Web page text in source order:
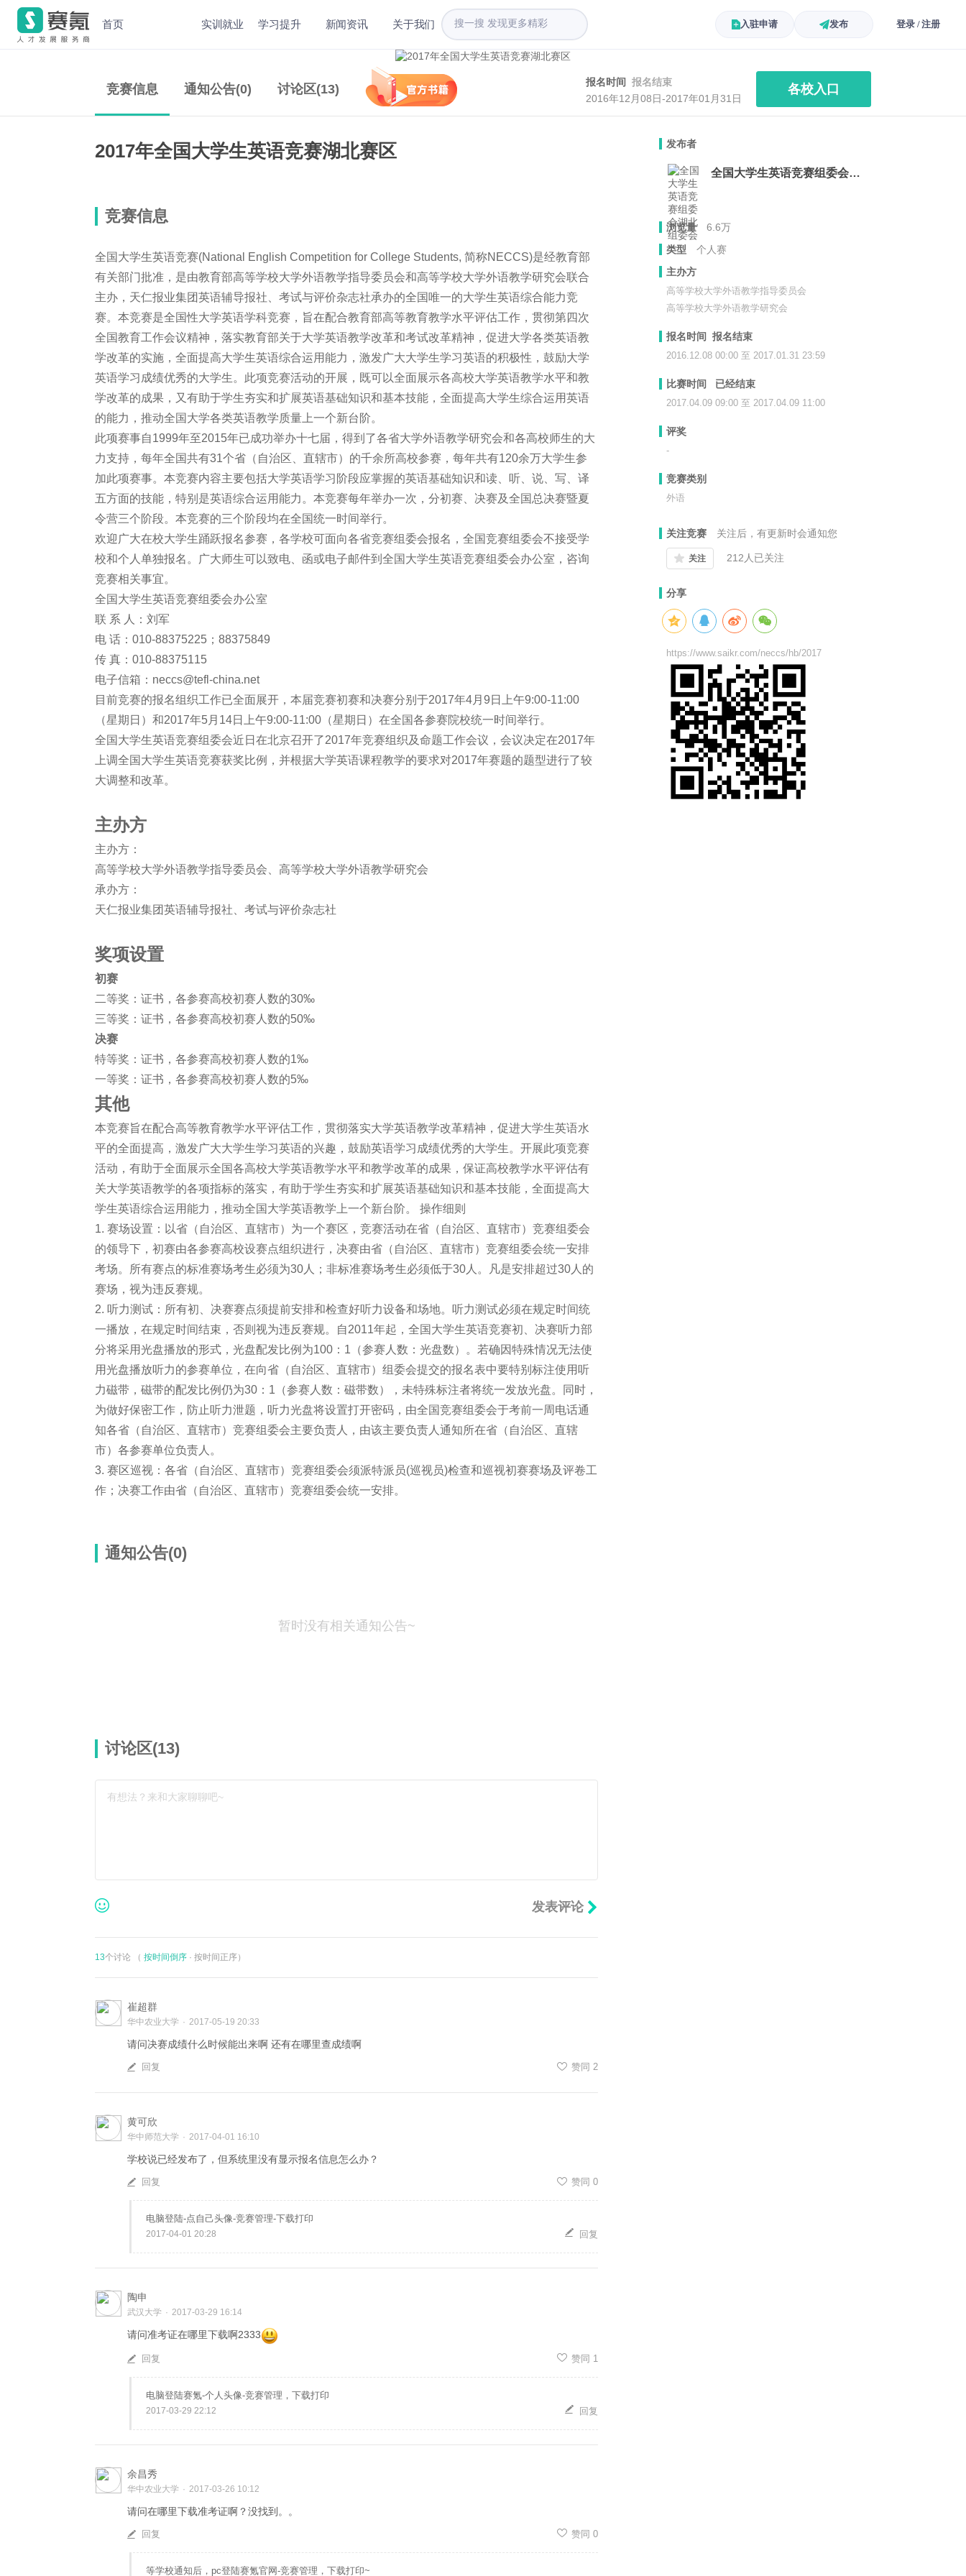
首页 实训就业 学习提升 新闻资讯 关于我们 入驻申请 发布 登录 / 注册
竞赛信息 通知公告(0) 讨论区(13) 报名时间 报名结束
2016年12月08日-2017年01月31日
各校入口
2017年全国大学生英语竞赛湖北赛区
竞赛信息
全国大学生英语竞赛(National English Competition for College Students, 简称NECCS)是经教育部
有关部门批准，是由教育部高等学校大学外语教学指导委员会和高等学校大学外语教学研究会联合
主办，天仁报业集团英语辅导报社、考试与评价杂志社承办的全国唯一的大学生英语综合能力竞
赛。本竞赛是全国性大学英语学科竞赛，旨在配合教育部高等教育教学水平评估工作，贯彻第四次
全国教育工作会议精神，落实教育部关于大学英语教学改革和考试改革精神，促进大学各类英语教
学改革的实施，全面提高大学生英语综合运用能力，激发广大大学生学习英语的积极性，鼓励大学
英语学习成绩优秀的大学生。此项竞赛活动的开展，既可以全面展示各高校大学英语教学水平和教
学改革的成果，又有助于学生夯实和扩展英语基础知识和基本技能，全面提高大学生综合运用英语
的能力，推动全国大学各类英语教学质量上一个新台阶。
此项赛事自1999年至2015年已成功举办十七届，得到了各省大学外语教学研究会和各高校师生的大
力支持，每年全国共有31个省（自治区、直辖市）的千余所高校参赛，每年共有120余万大学生参
加此项赛事。本竞赛内容主要包括大学英语学习阶段应掌握的英语基础知识和读、听、说、写、译
五方面的技能，特别是英语综合运用能力。本竞赛每年举办一次，分初赛、决赛及全国总决赛暨夏
令营三个阶段。本竞赛的三个阶段均在全国统一时间举行。
欢迎广大在校大学生踊跃报名参赛，各学校可面向各省竞赛组委会报名，全国竞赛组委会不接受学
校和个人单独报名。广大师生可以致电、函或电子邮件到全国大学生英语竞赛组委会办公室，咨询
竞赛相关事宜。
全国大学生英语竞赛组委会办公室
联 系 人：刘军
电 话：010-88375225；88375849
传 真：010-88375115
电子信箱：neccs@tefl-china.net
目前竞赛的报名组织工作已全面展开，本届竞赛初赛和决赛分别于2017年4月9日上午9:00-11:00
（星期日）和2017年5月14日上午9:00-11:00（星期日）在全国各参赛院校统一时间举行。
全国大学生英语竞赛组委会近日在北京召开了2017年竞赛组织及命题工作会议，会议决定在2017年
上调全国大学生英语竞赛获奖比例，并根据大学英语课程教学的要求对2017年赛题的题型进行了较
大调整和改革。
主办方
主办方：
高等学校大学外语教学指导委员会、高等学校大学外语教学研究会
承办方：
天仁报业集团英语辅导报社、考试与评价杂志社
奖项设置
初赛
二等奖：证书，各参赛高校初赛人数的30‰
三等奖：证书，各参赛高校初赛人数的50‰
决赛
特等奖：证书，各参赛高校初赛人数的1‰
一等奖：证书，各参赛高校初赛人数的5‰
其他
本竞赛旨在配合高等教育教学水平评估工作，贯彻落实大学英语教学改革精神，促进大学生英语水
平的全面提高，激发广大大学生学习英语的兴趣，鼓励英语学习成绩优秀的大学生。开展此项竞赛
活动，有助于全面展示全国各高校大学英语教学水平和教学改革的成果，保证高校教学水平评估有
关大学英语教学的各项指标的落实，有助于学生夯实和扩展英语基础知识和基本技能，全面提高大
学生英语综合运用能力，推动全国大学英语教学上一个新台阶。 操作细则
1. 赛场设置：以省（自治区、直辖市）为一个赛区，竞赛活动在省（自治区、直辖市）竞赛组委会
的领导下，初赛由各参赛高校设赛点组织进行，决赛由省（自治区、直辖市）竞赛组委会统一安排
考场。所有赛点的标准赛场考生必须为30人；非标准赛场考生必须低于30人。凡是安排超过30人的
赛场，视为违反赛规。
2. 听力测试：所有初、决赛赛点须提前安排和检查好听力设备和场地。听力测试必须在规定时间统
一播放，在规定时间结束，否则视为违反赛规。自2011年起，全国大学生英语竞赛初、决赛听力部
分将采用光盘播放的形式，光盘配发比例为100：1（参赛人数：光盘数）。若确因特殊情况无法使
用光盘播放听力的参赛单位，在向省（自治区、直辖市）组委会提交的报名表中要特别标注使用听
力磁带，磁带的配发比例仍为30：1（参赛人数：磁带数），未特殊标注者将统一发放光盘。同时，
为做好保密工作，防止听力泄题，听力光盘将设置打开密码，由全国竞赛组委会于考前一周电话通
知各省（自治区、直辖市）竞赛组委会主要负责人，由该主要负责人通知所在省（自治区、直辖
市）各参赛单位负责人。
3. 赛区巡视：各省（自治区、直辖市）竞赛组委会须派特派员(巡视员)检查和巡视初赛赛场及评卷工
作；决赛工作由省（自治区、直辖市）竞赛组委会统一安排。
通知公告(0)
暂时没有相关通知公告~
讨论区(13)
有想法？来和大家聊聊吧~
13个讨论 （ 按时间倒序 · 按时间正序）
崔超群
华中农业大学 · 2017-05-19 20:33
请问决赛成绩什么时候能出来啊 还有在哪里查成绩啊
赞同 2
回复
黄可欣
华中师范大学 · 2017-04-01 16:10
学校说已经发布了，但系统里没有显示报名信息怎么办？
赞同 0
回复
电脑登陆-点自己头像-竞赛管理-下载打印
2017-04-01 20:28 回复
陶申
武汉大学 · 2017-03-29 16:14
请问准考证在哪里下载啊2333
赞同 1
回复
电脑登陆赛氪-个人头像-竞赛管理，下载打印
2017-03-29 22:12 回复
余昌秀
华中农业大学 · 2017-03-26 10:12
请问在哪里下载准考证啊？没找到。。
赞同 0
回复
等学校通知后，pc登陆赛氪官网-竞赛管理，下载打印~
发布者
全国大学生英语竞赛组委会湖北组委会
浏览量
6.6万
类型
个人赛
主办方
高等学校大学外语教学指导委员会
高等学校大学外语教学研究会
报名时间 报名结束
2016.12.08 00:00 至 2017.01.31 23:59
比赛时间 已经结束
2017.04.09 09:00 至 2017.04.09 11:00
评奖
-
竞赛类别
外语
关注竞赛 关注后，有更新时会通知您
关注 212人已关注
分享
https://www.saikr.com/neccs/hb/2017